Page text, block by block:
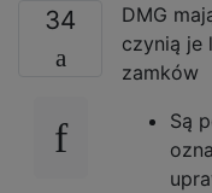
34
DMG
czynią je
zamków
Są